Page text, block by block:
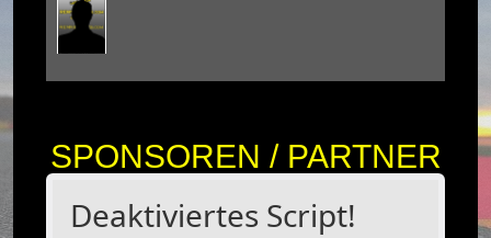
SPONSOREN / PARTNER
Deaktiviertes Script!